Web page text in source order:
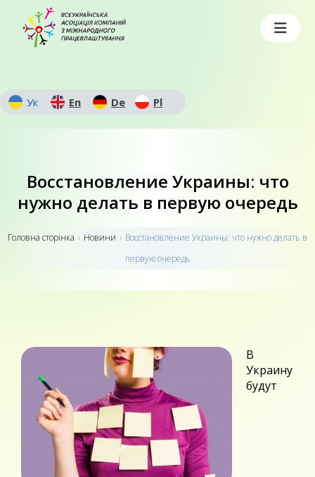
Ук En De Pl
Восстановление Украины: что
нужно делать в первую очередь
Головна сторiнка › Новини › Восстановление Украины: что нужно делать в
первую очередь
В
Украину
будут